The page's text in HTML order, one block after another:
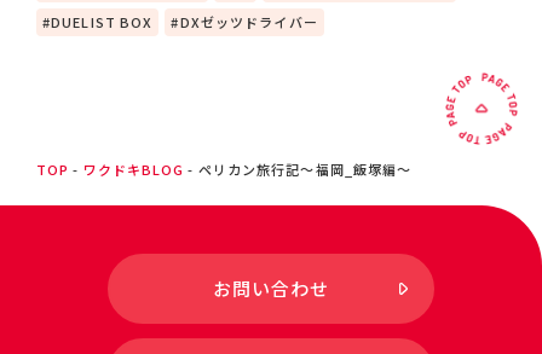
DUELIST BOX
DXゼッツドライバー
TOP ワクドキBLOG ペリカン旅行記～福岡_飯塚編～
お問い合わせ